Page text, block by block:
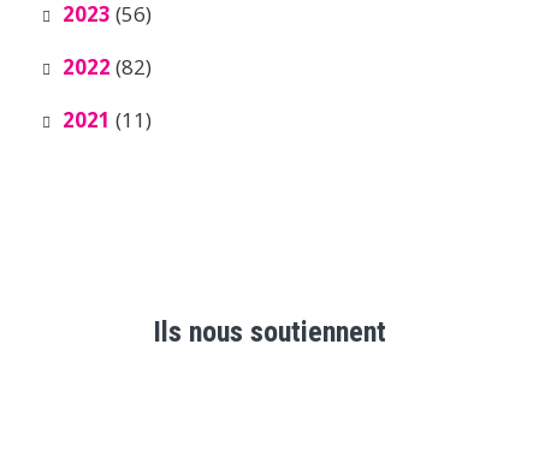
2023 (56)
2022 (82)
2021 (11)
Ils nous soutiennent